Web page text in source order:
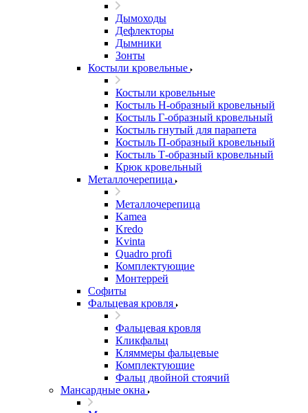
Дымоходы
Дефлекторы
Дымники
Зонты
Костыли кровельные
Костыли кровельные
Костыль H-образный кровельный
Костыль Г-образный кровельный
Костыль гнутый для парапета
Костыль П-образный кровельный
Костыль Т-образный кровельный
Крюк кровельный
Металлочерепица
Металлочерепица
Kamea
Kredo
Kvinta
Quadro profi
Комплектующие
Монтеррей
Софиты
Фальцевая кровля
Фальцевая кровля
Кликфальц
Кляммеры фальцевые
Комплектующие
Фальц двойной стоячий
Мансардные окна